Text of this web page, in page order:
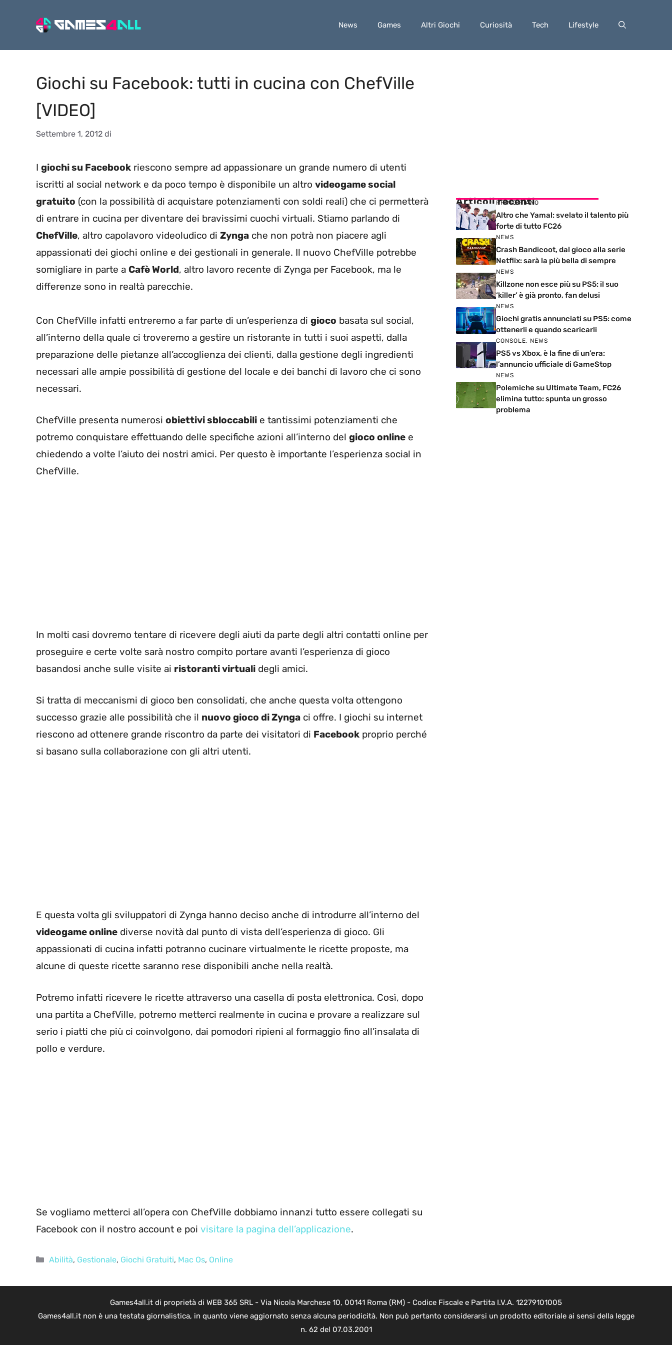
News Games Altri Giochi Curiosità Tech Lifestyle
Giochi su Facebook: tutti in cucina con ChefVille
[VIDEO]
Settembre 1, 2012 di
I giochi su Facebook riescono sempre ad appassionare un grande numero di utenti
iscritti al social network e da poco tempo è disponibile un altro videogame social
gratuito (con la possibilità di acquistare potenziamenti con soldi reali) che ci permetterà
di entrare in cucina per diventare dei bravissimi cuochi virtuali. Stiamo parlando di
ChefVille, altro capolavoro videoludico di Zynga che non potrà non piacere agli
appassionati dei giochi online e dei gestionali in generale. Il nuovo ChefVille potrebbe
somigliare in parte a Cafè World, altro lavoro recente di Zynga per Facebook, ma le
differenze sono in realtà parecchie.
Con ChefVille infatti entreremo a far parte di un’esperienza di gioco basata sul social,
all’interno della quale ci troveremo a gestire un ristorante in tutti i suoi aspetti, dalla
preparazione delle pietanze all’accoglienza dei clienti, dalla gestione degli ingredienti
necessari alle ampie possibilità di gestione del locale e dei banchi di lavoro che ci sono
necessari.
ChefVille presenta numerosi obiettivi sbloccabili e tantissimi potenziamenti che
potremo conquistare effettuando delle specifiche azioni all’interno del gioco online e
chiedendo a volte l’aiuto dei nostri amici. Per questo è importante l’esperienza social in
ChefVille.
In molti casi dovremo tentare di ricevere degli aiuti da parte degli altri contatti online per
proseguire e certe volte sarà nostro compito portare avanti l’esperienza di gioco
basandosi anche sulle visite ai ristoranti virtuali degli amici.
Si tratta di meccanismi di gioco ben consolidati, che anche questa volta ottengono
successo grazie alle possibilità che il nuovo gioco di Zynga ci offre. I giochi su internet
riescono ad ottenere grande riscontro da parte dei visitatori di Facebook proprio perché
si basano sulla collaborazione con gli altri utenti.
E questa volta gli sviluppatori di Zynga hanno deciso anche di introdurre all’interno del
videogame online diverse novità dal punto di vista dell’esperienza di gioco. Gli
appassionati di cucina infatti potranno cucinare virtualmente le ricette proposte, ma
alcune di queste ricette saranno rese disponibili anche nella realtà.
Potremo infatti ricevere le ricette attraverso una casella di posta elettronica. Così, dopo
una partita a ChefVille, potremo metterci realmente in cucina e provare a realizzare sul
serio i piatti che più ci coinvolgono, dai pomodori ripieni al formaggio fino all’insalata di
pollo e verdure.
Se vogliamo metterci all’opera con ChefVille dobbiamo innanzi tutto essere collegati su
Facebook con il nostro account e poi visitare la pagina dell’applicazione.
Categorie
Abilità, Gestionale, Giochi Gratuiti, Mac Os, Online
Articoli recenti
PRIMO PIANO
Altro che Yamal: svelato il talento più
forte di tutto FC26
NEWS
Crash Bandicoot, dal gioco alla serie
Netflix: sarà la più bella di sempre
NEWS
Killzone non esce più su PS5: il suo
‘killer’ è già pronto, fan delusi
NEWS
Giochi gratis annunciati su PS5: come
ottenerli e quando scaricarli
CONSOLE, NEWS
PS5 vs Xbox, è la fine di un’era:
l’annuncio ufficiale di GameStop
NEWS
Polemiche su Ultimate Team, FC26
elimina tutto: spunta un grosso
problema
Games4all.it di proprietà di WEB 365 SRL - Via Nicola Marchese 10, 00141 Roma (RM) - Codice Fiscale e Partita I.V.A. 12279101005
Games4all.it non è una testata giornalistica, in quanto viene aggiornato senza alcuna periodicità. Non può pertanto considerarsi un prodotto editoriale ai sensi della legge
n. 62 del 07.03.2001